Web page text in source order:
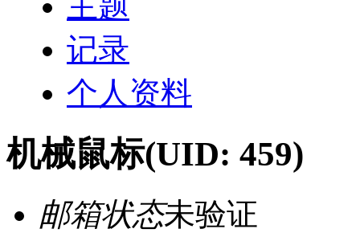
记录
个人资料
机械鼠标(UID: 459)
邮箱状态未验证